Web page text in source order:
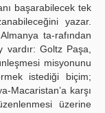
başarabilecek tek
yazar.
ta-rafından
Goltz Paşa,
misyonunu
istediği biçim;
Macaristan’a karşı
üzerine